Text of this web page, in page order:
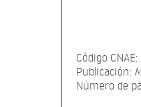
Código CNAE:
Publicación:
Número de